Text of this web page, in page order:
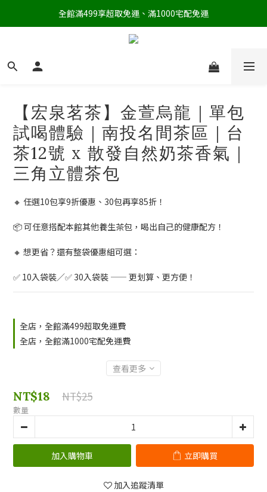
全館滿499享超取免運、滿1000宅配免運
【宏泉茗茶】金萱烏龍｜單包
試喝體驗｜南投名間茶區｜台
茶12號 x 散發自然奶茶香氣｜
三角立體茶包
🔸 任選10包享9折優惠、30包再享85折！
📦 可任意搭配本館其他養生茶包，喝出自己的健康配方！
🔸 想更省？還有整袋優惠組可選：
✅ 10入袋裝／✅ 30入袋裝 —— 更划算、更方便！
全店，全館滿499超取免運費
全店，全館滿1000宅配免運費
查看更多
NT$18 NT$25
數量
加入購物車 立即購買
加入追蹤清單